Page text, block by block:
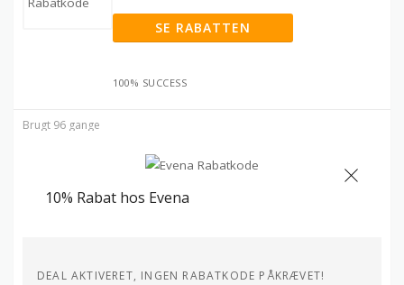
SE RABATTEN
100% SUCCESS
Brugt 96 gange
10% Rabat hos Evena
DEAL AKTIVERET, INGEN RABATKODE PÅKRÆVET!